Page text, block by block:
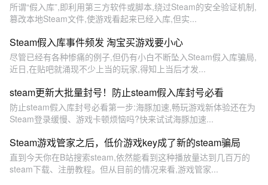
所谓“假入库”,即利用第三方软件或脚本,绕过Steam的安全验证机制,
篡改本地Steam文件,使游戏看起来已经入库,但实...
Steam假入库事件频发 淘宝买游戏要小心
尽管已经有各种惨痛的例子,但仍有小白不断坠入Steam假入库骗局,
近日,在贴吧就涌现不少上当的玩家,得知上当后才发...
steam更新大批量封号！防止steam假入库封号必看
防止steam假入库封号必看第一步:海豚加速,畅玩游戏新体验还在为
Steam登录缓慢、游戏卡顿烦恼吗?快来试试海豚加速...
Steam游戏管家之后，低价游戏key成了新的steam骗局
直到今天你在B站搜索steam,依然能看到这种播放量达到几百万的
steam下载、注册教程。但从目前的情况来看,游戏管家...